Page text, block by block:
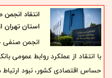
افزایش داد. با ثبت این دستاورد،
رسید.
انتقاد انجمن
استان تهران
انجمن صنفی
با انتقاد از عملکرد روابط عمومی
حساس اقتصادی کشور، نبود